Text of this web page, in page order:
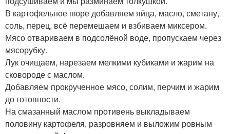
В картофельное пюре добавляем яйца, масло, сметану,
соль, перец, всё перемешаем и взбиваем миксером.
Мясо отвариваем в подсолёной воде, пропускаем через
мясорубку.
Лук очищаем, нарезаем мелкими кубиками и жарим на
сковороде с маслом.
Добавляем прокрученное мясо, солим, перчим и жарим
до готовности.
На смазанный маслом противень выкладываем
половину картофеля, разровняем и выложим ровным